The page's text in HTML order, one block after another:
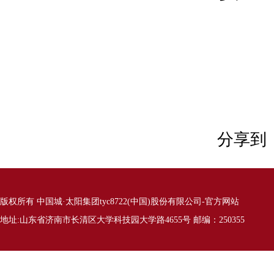
分享到
版权所有 中国城·太阳集团tyc8722(中国)股份有限公司-官方网站
地址:山东省济南市长清区大学科技园大学路4655号 邮编：250355